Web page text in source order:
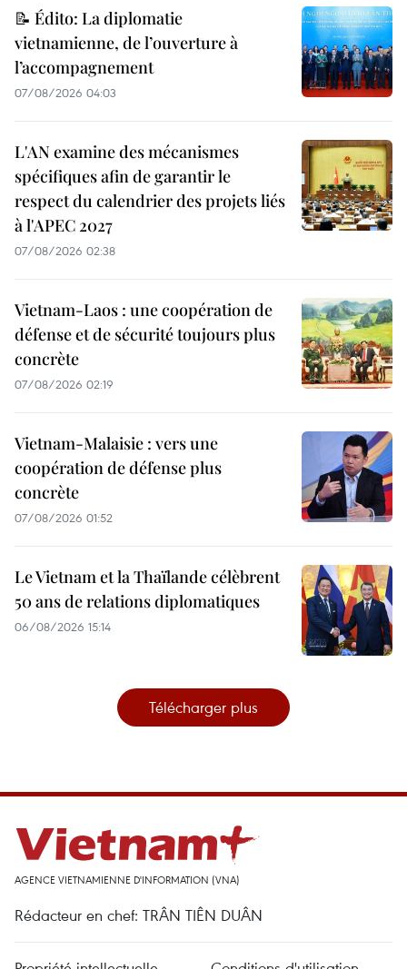
📝 Édito: La diplomatie
vietnamienne, de l’ouverture à
l’accompagnement
07/08/2026 04:03
L'AN examine des mécanismes
spécifiques afin de garantir le
respect du calendrier des projets liés
à l'APEC 2027
07/08/2026 02:38
Vietnam-Laos : une coopération de
défense et de sécurité toujours plus
concrète
07/08/2026 02:19
Vietnam-Malaisie : vers une
coopération de défense plus
concrète
07/08/2026 01:52
Le Vietnam et la Thaïlande célèbrent
50 ans de relations diplomatiques
06/08/2026 15:14
Télécharger plus
AGENCE VIETNAMIENNE D'INFORMATION (VNA)
Rédacteur en chef: TRÂN TIÊN DUÂN